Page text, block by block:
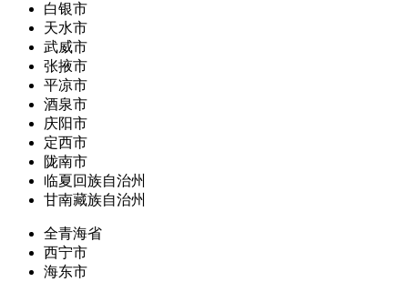
白银市
天水市
武威市
张掖市
平凉市
酒泉市
庆阳市
定西市
陇南市
临夏回族自治州
甘南藏族自治州
全青海省
西宁市
海东市